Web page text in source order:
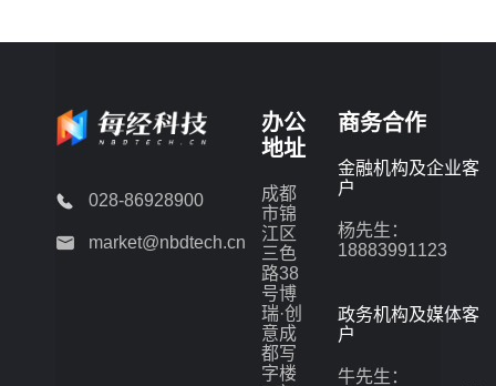
028-86928900
market@nbdtech.cn
办公
地址
成都
市锦
江区
三色
路38
号博
瑞·创
意成
都写
字楼
商务合作
金融机构及企业客
户
杨先生：
18883991123
政务机构及媒体客
户
牛先生：